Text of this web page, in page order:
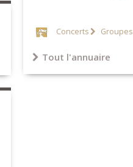
Concerts Groupes
Tout l'annuaire